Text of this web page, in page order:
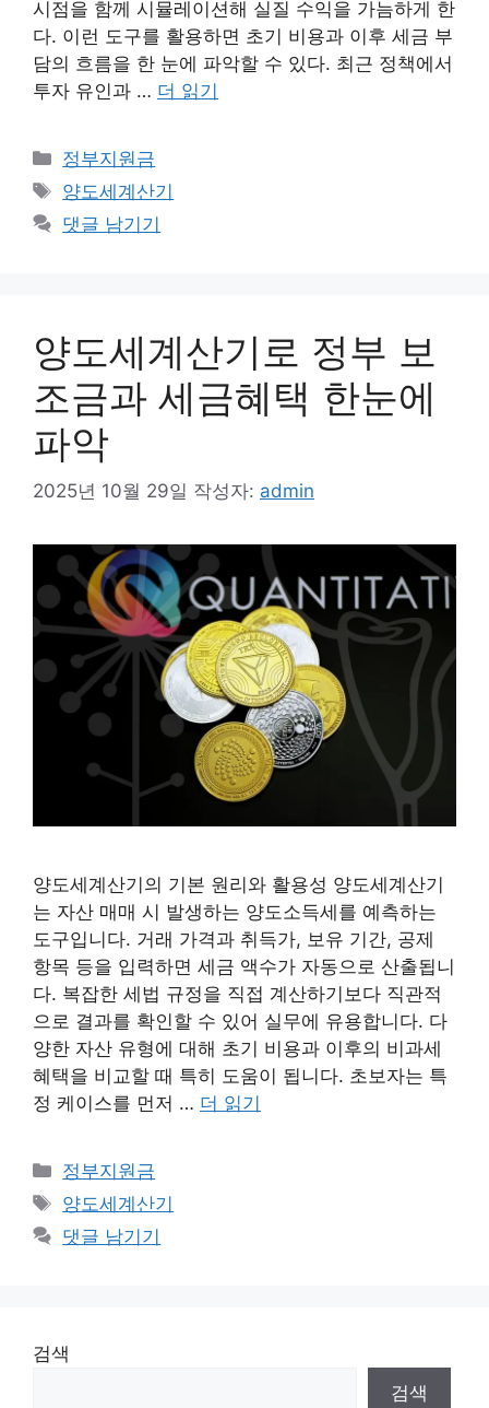
시점을 함께 시뮬레이션해 실질 수익을 가늠하게 한
다. 이런 도구를 활용하면 초기 비용과 이후 세금 부
담의 흐름을 한 눈에 파악할 수 있다. 최근 정책에서
투자 유인과 … 더 읽기
카
테
고
리
정부지원금
태
그
양도세계산기
댓글 남기기
양도세계산기로 정부 보
조금과 세금혜택 한눈에
파악
2025년 10월 29일 작성자: admin
양도세계산기의 기본 원리와 활용성 양도세계산기
는 자산 매매 시 발생하는 양도소득세를 예측하는
도구입니다. 거래 가격과 취득가, 보유 기간, 공제
항목 등을 입력하면 세금 액수가 자동으로 산출됩니
다. 복잡한 세법 규정을 직접 계산하기보다 직관적
으로 결과를 확인할 수 있어 실무에 유용합니다. 다
양한 자산 유형에 대해 초기 비용과 이후의 비과세
혜택을 비교할 때 특히 도움이 됩니다. 초보자는 특
정 케이스를 먼저 … 더 읽기
카
테
리
정부지원금
태
그
양도세계산기
댓글 남기기
검색
검색